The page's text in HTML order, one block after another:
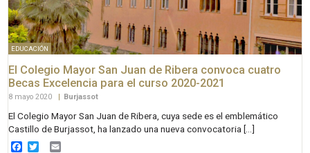
EDUCACIÓN
El Colegio Mayor San Juan de Ribera convoca cuatro
Becas Excelencia para el curso 2020-2021
8 mayo 2020 Burjassot
El Colegio Mayor San Juan de Ribera, cuya sede es el emblemático
Castillo de Burjassot, ha lanzado una nueva convocatoria […]
Facebook
Twitter